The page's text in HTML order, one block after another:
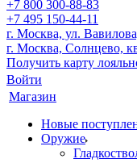
+7 800 300-88-83
+7 495 150-44-11
г. Москва, ул.
г. Москва, Солнцево,
Получить карту
Войти
Магазин
Новые
Оружие